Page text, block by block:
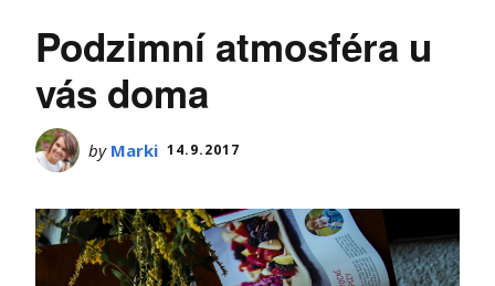
Podzimní atmosféra u
vás doma
by Marki 14.9.2017